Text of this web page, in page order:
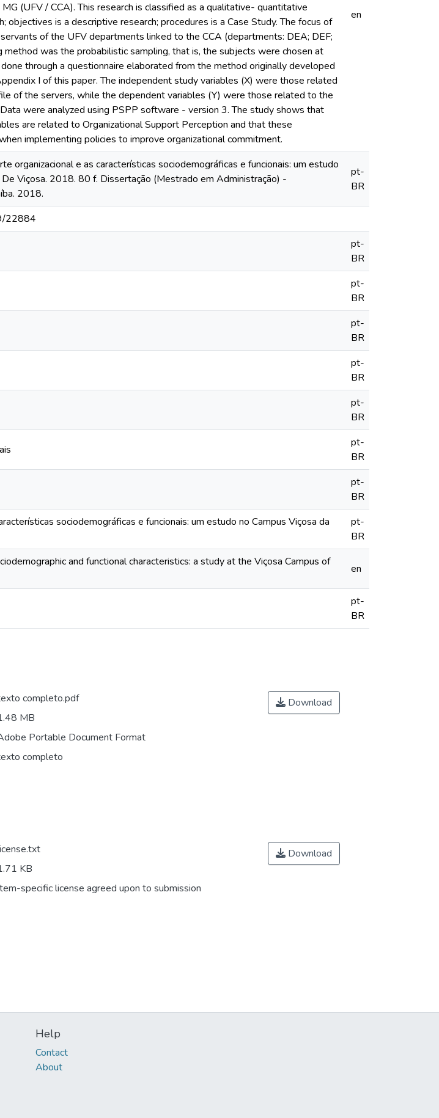
(UFV / CCA). This research is classified as a qualitative- quantitative
objectives is a descriptive research; procedures is a Case Study. The focus of
of the UFV departments linked to the CCA (departments: DEA; DEF;
method was the probabilistic sampling, that is, the subjects were chosen at
through a questionnaire elaborated from the method originally developed
I of this paper. The independent study variables (X) were those related
of the servers, while the dependent variables (Y) were those related to the
were analyzed using PSPP software - version 3. The study shows that
are related to Organizational Support Perception and that these
implementing policies to improve organizational commitment.
en
organizacional e as características sociodemográficas e funcionais: um estudo
Viçosa. 2018. 80 f. Dissertação (Mestrado em Administração) -
2018.
pt-
BR
22884
pt-
BR
pt-
BR
pt-
BR
pt-
BR
pt-
BR
pt-
BR
pt-
BR
sociodemográficas e funcionais: um estudo no Campus Viçosa da
pt-
BR
and functional characteristics: a study at the Viçosa Campus of
en
pt-
BR
completo.pdf
MB
Portable Document Format
completo
Download
KB
specific license agreed upon to submission
Download
Help
Contact
About